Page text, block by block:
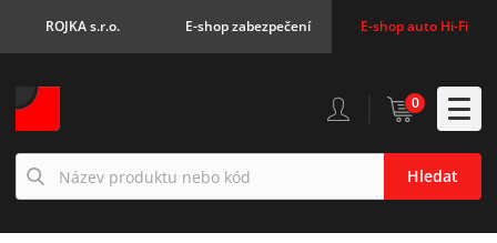
ROJKA s.r.o. E-shop zabezpečení E-shop auto Hi-Fi
Hledat
0